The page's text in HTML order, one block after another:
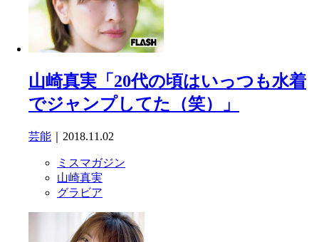
山崎真実「20代の頃はいっつも水着
でジャンプしてた（笑）」
芸能 ｜2018.11.02
ミスマガジン
山崎真実
グラビア